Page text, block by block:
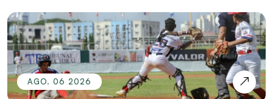
AGO. 06 2026